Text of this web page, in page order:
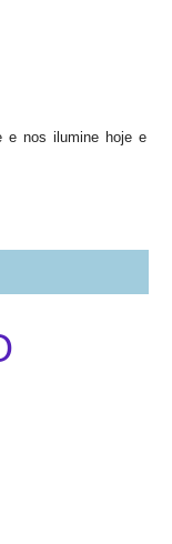
e nos ilumine hoje e